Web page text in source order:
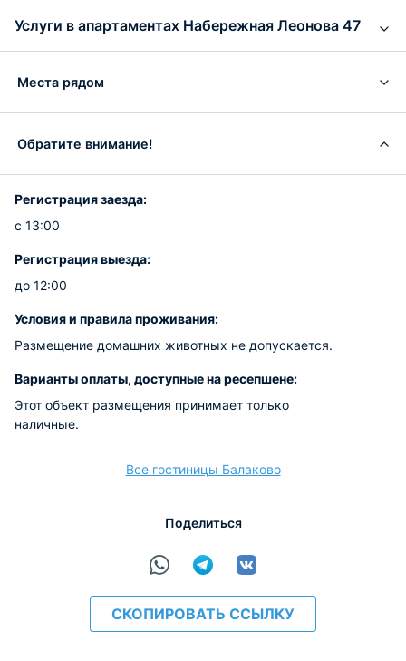
Услуги в апартаментах Набережная Леонова 47
Места рядом
Обратите внимание!
Регистрация заезда:
с 13:00
Регистрация выезда:
до 12:00
Условия и правила проживания:
Размещение домашних животных не допускается.
Варианты оплаты, доступные на ресепшене:
Этот объект размещения принимает только
наличные.
Все гостиницы Балаково
Поделиться
СКОПИРОВАТЬ ССЫЛКУ